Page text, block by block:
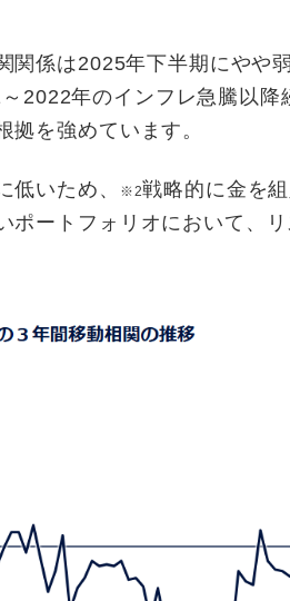
関係は2025年下半期にやや
2022年のインフレ急騰以降
を強めています。
低いため、 ※2戦略的に⾦を
ートフォリオにおいて、